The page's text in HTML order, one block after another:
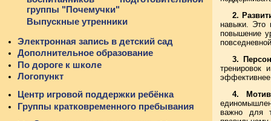
группы "Почемучки"
Выпускные утренники
Электронная запись в детский сад
Дополнительное образование
По дороге к школе
Логопункт
Центр игровой поддержки ребёнка
Группы кратковременного пребывания
2.
навыки. Это
повышение
3.
тренировок
эффективнее
4.
важно для